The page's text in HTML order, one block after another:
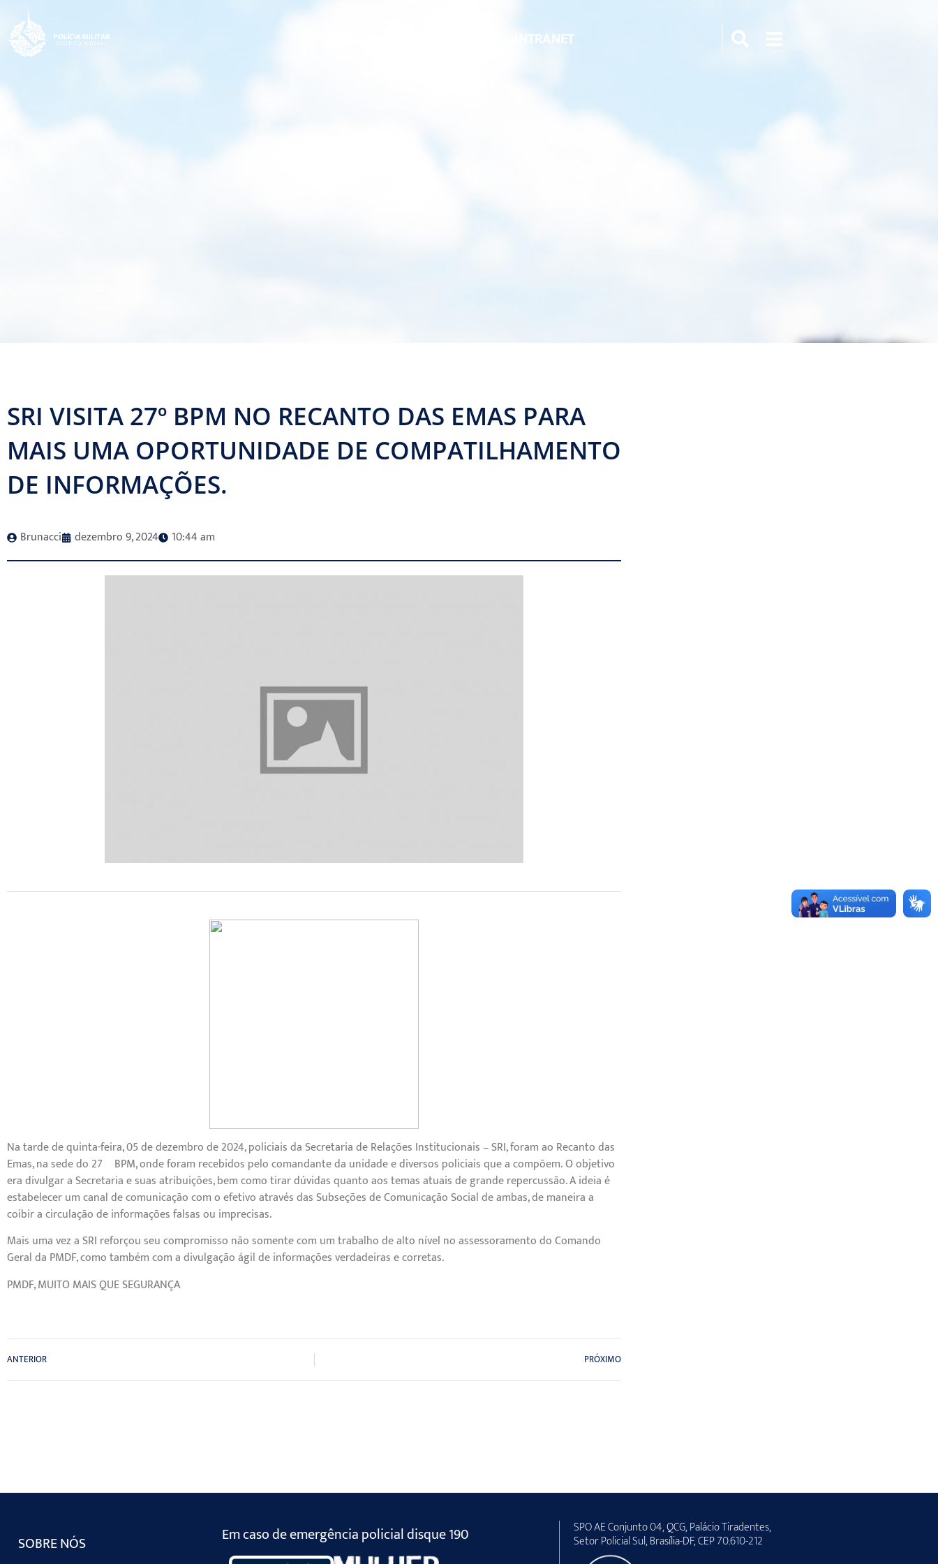
INTRANET
SRI VISITA 27º BPM NO RECANTO DAS EMAS PARA
MAIS UMA OPORTUNIDADE DE COMPATILHAMENTO
DE INFORMAÇÕES.
Brunacci dezembro 9, 2024 10:44 am
Na tarde de quinta-feira, 05 de dezembro de 2024, policiais da Secretaria de Relações Institucionais – SRI, foram ao Recanto das
Emas, na sede do 27º BPM, onde foram recebidos pelo comandante da unidade e diversos policiais que a compõem. O objetivo
era divulgar a Secretaria e suas atribuições, bem como tirar dúvidas quanto aos temas atuais de grande repercussão. A ideia é
estabelecer um canal de comunicação com o efetivo através das Subseções de Comunicação Social de ambas, de maneira a
coibir a circulação de informações falsas ou imprecisas.
Mais uma vez a SRI reforçou seu compromisso não somente com um trabalho de alto nível no assessoramento do Comando
Geral da PMDF, como também com a divulgação ágil de informações verdadeiras e corretas.
PMDF, MUITO MAIS QUE SEGURANÇA
ANTERIOR PRÓXIMO
SOBRE NÓS Em caso de emergência policial disque 190 SPO AE Conjunto 04, QCG, Palácio Tiradentes,
Setor Policial Sul, Brasília-DF, CEP 70.610-212